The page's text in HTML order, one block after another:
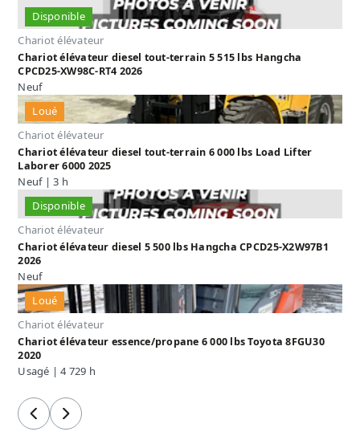
Disponible
Chariot élévateur
Chariot élévateur diesel tout-terrain 5 515 lbs Hangcha
CPCD25-XW98C-RT4 2026
Neuf
Loué
Chariot élévateur
Chariot élévateur diesel tout-terrain 6 000 lbs Load Lifter
Laborer 6000 2025
Neuf | 3 h
Disponible
Chariot élévateur
Chariot élévateur diesel 5 500 lbs Hangcha CPCD25-X2W97B1
2026
Neuf
Loué
Chariot élévateur
Chariot élévateur essence/propane 6 000 lbs Toyota 8FGU30
2020
Usagé | 4 729 h
PrécédentSuivant